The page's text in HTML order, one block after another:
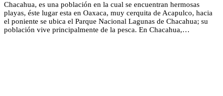
Chacahua, es una población en la cual se encuentran hermosas
playas, éste lugar esta en Oaxaca, muy cerquita de Acapulco, hacia
el poniente se ubica el Parque Nacional Lagunas de Chacahua; su
población vive principalmente de la pesca. En Chacahua,…